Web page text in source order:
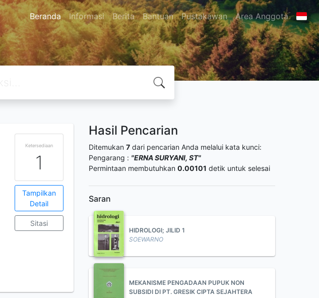
Beranda Informasi Berita Bantuan Pustakawan Area Anggota
Ketersediaan
1
Tampilkan
Detail
Sitasi
Hasil Pencarian
Ditemukan 7 dari pencarian Anda melalui kata kunci:
Pengarang : "ERNA SURYANI, ST"
Permintaan membutuhkan 0.00101 detik untuk selesai
Saran
HIDROLOGI; JILID 1
SOEWARNO
MEKANISME PENGADAAN PUPUK NON
SUBSIDI DI PT. GRESIK CIPTA SEJAHTERA